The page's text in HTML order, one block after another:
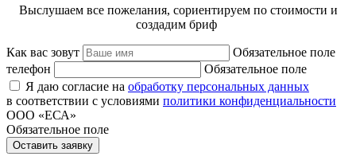
Выслушаем все пожелания, сориентируем по стоимости и
создадим бриф
Как вас зовут
Обязательное поле
телефон
Обязательное поле
Я даю согласие на обработку персональных данных
в соответствии с условиями политики конфиденциальности
ООО «ЕСА»
Обязательное поле
Оставить заявку